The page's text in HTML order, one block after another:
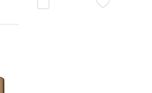
WUNSCHZETTEL